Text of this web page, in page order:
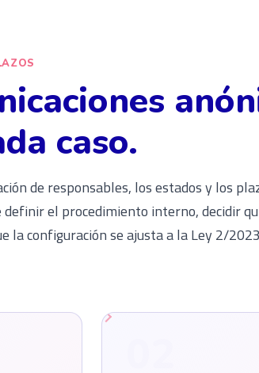
caso.
de responsables, los estados y los
definir el procedimiento interno, decidir
la configuración se ajusta a la Ley 2/